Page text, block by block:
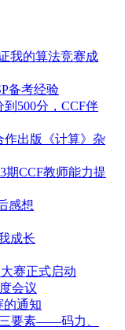
我的算法竞赛成
备考经验
到500分，CCF伴
作出版《计算》杂
CCF教师能力提
感想
成长
赛正式启动
会议
的通知
要素——码力、